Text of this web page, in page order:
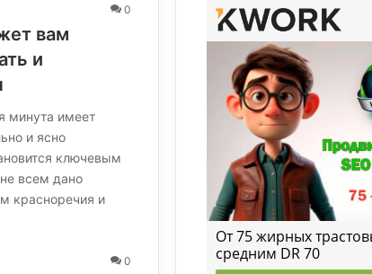
0
вам
и
минута имеет
и ясно
ключевым
всем дано
красноречия и
0